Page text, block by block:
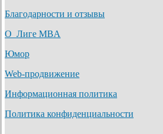
Благодарности и отзывы
О Лиге MBA
Юмор
Web-продвижение
Информационная политика
Политика конфиденциальности